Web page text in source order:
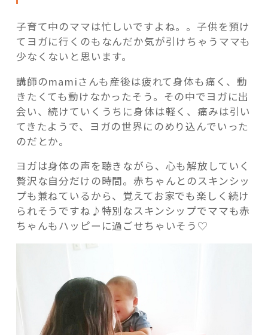
子育て中のママは忙しいですよね。。子供を預け
てヨガに行くのもなんだか気が引けちゃうママも
少なくないと思います。
講師のmamiさんも産後は疲れて身体も痛く、動
きたくても動けなかったそう。その中でヨガに出
会い、続けていくうちに身体は軽く、痛みは引い
てきたようで、ヨガの世界にのめり込んでいった
のだとか。
ヨガは身体の声を聴きながら、心も解放していく
贅沢な自分だけの時間。赤ちゃんとのスキンシッ
プも兼ねているから、覚えてお家でも楽しく続け
られそうですね♪特別なスキンシップでママも赤
ちゃんもハッピーに過ごせちゃいそう♡